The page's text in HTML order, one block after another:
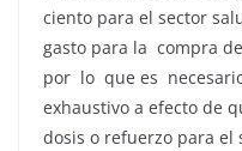
ciento para el sector
gasto para la compra
por lo que es
exhaustivo a efecto de
dosis o refuerzo para el